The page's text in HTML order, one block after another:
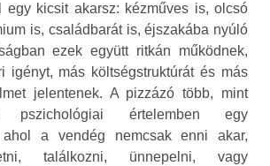
egy kicsit akarsz: kézműves is, olcsó
is, családbarát is, éjszakába nyúló
ezek együtt ritkán működnek,
igényt, más költségstruktúrát és más
jelentenek. A pizzázó több, mint
pszichológiai értelemben egy
ahol a vendég nemcsak enni akar,
találkozni, ünnepelni, vagy